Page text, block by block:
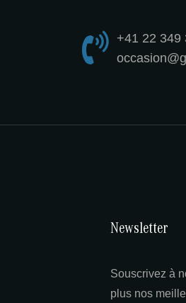
+41 22 349
Newsletter
Souscrivez à
plus nos